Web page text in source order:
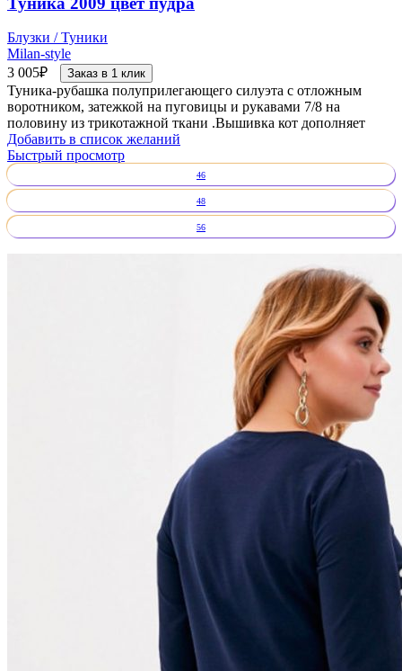
Блузки / Туники
Milan-style
3 005₽ Заказ в 1 клик
Туника-рубашка полуприлегающего силуэта с отложным
воротником, затежкой на пуговицы и рукавами 7/8 на
половину из трикотажной ткани .Вышивка кот дополняет
Добавить в список желаний
Быстрый просмотр
46
48
56